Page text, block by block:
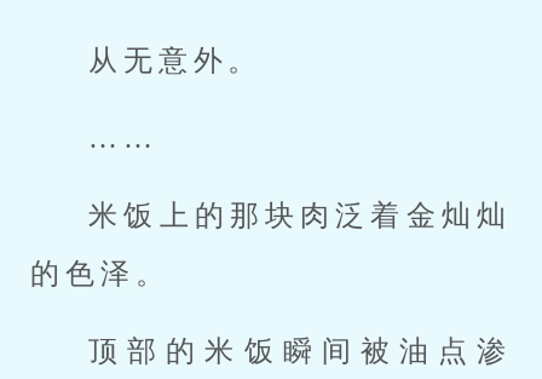
从无意外。
……
米饭上的那块肉泛着金灿灿
的色泽。
顶部的米饭瞬间被油点渗